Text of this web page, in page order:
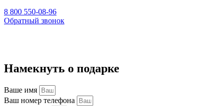
8 800 550-08-96
Обратный звонок
Намекнуть о подарке
Ваше имя
Ваш номер телефона